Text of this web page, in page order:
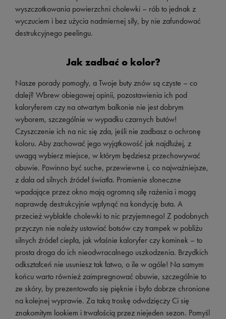
wyszczotkowania powierzchni cholewki – rób to jednak z
wyczuciem i bez użycia nadmiernej siły, by nie zafundować
destrukcyjnego peelingu.
Jak zadbać o kolor?
Nasze porady pomogły, a Twoje buty znów są czyste – co
dalej? Wbrew obiegowej opinii, pozostawienia ich pod
kaloryferem czy na otwartym balkonie nie jest dobrym
wyborem, szczególnie w wypadku czarnych butów!
Czyszczenie ich na nic się zda, jeśli nie zadbasz o ochronę
koloru. Aby zachować jego wyjątkowość jak najdłużej, z
uwagą wybierz miejsce, w którym będziesz przechowywać
obuwie. Powinno być suche, przewiewne i, co najważniejsze,
z dala od silnych źródeł światła. Promienie słoneczne
wpadające przez okno mają ogromną siłę rażenia i mogą
naprawdę destrukcyjnie wpłynąć na kondycję buta. A
przecież wyblakłe cholewki to nic przyjemnego! Z podobnych
przyczyn nie należy ustawiać botsów czy trampek w pobliżu
silnych źródeł ciepła, jak właśnie kaloryfer czy kominek – to
prosta droga do ich nieodwracalnego uszkodzenia. Brzydkich
odkształceń nie usuniesz tak łatwo, o ile w ogóle! Na samym
końcu warto również zaimpregnować obuwie, szczególnie to
ze skóry, by prezentowało się pięknie i było dobrze chronione
na kolejnej wyprawie. Za taką troskę odwdzięczy Ci się
znakomitym lookiem i trwałością przez niejeden sezon. Pomyśl